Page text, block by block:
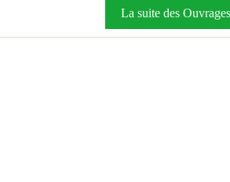
La suite des Ouvrages